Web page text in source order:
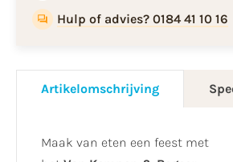
Hulp of advies? 0184 41 10 16
Artikelomschrijving
Maak van eten een feest met